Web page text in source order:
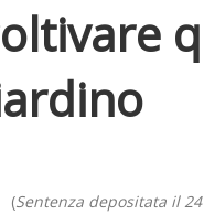
(Sentenza depositata il